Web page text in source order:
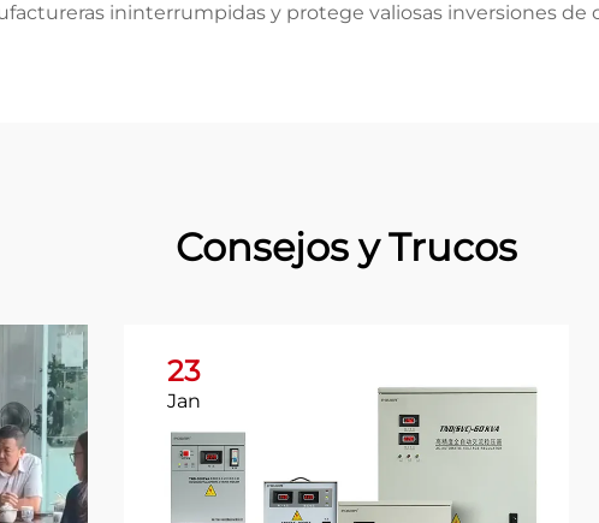
ininterrumpidas y protege valiosas inversiones
Consejos y Trucos
23
Jan